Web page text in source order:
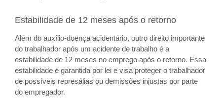
Estabilidade de 12 meses após o retorno
Além do auxílio-doença acidentário, outro direito importante
do trabalhador após um acidente de trabalho é a
estabilidade de 12 meses no emprego após o retorno. Essa
estabilidade é garantida por lei e visa proteger o trabalhador
de possíveis represálias ou demissões injustas por parte
do empregador.